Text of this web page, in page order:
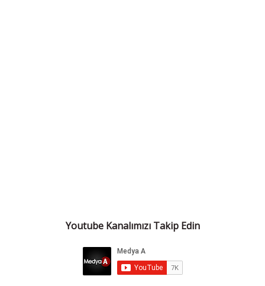
Youtube Kanalımızı Takip Edin